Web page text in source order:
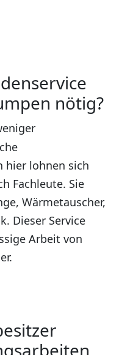
nötig?
hier lohnen sich
Fachleute. Sie
Wärmetauscher,
Dieser Service
Arbeit von